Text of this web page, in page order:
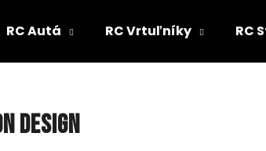
RC Autá RC Vrtuľníky RC
Design